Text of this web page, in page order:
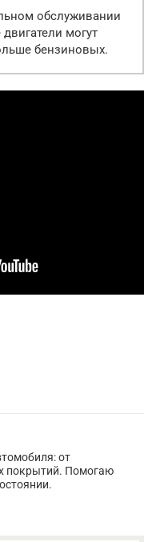
обслуживании
могут
бензиновых.
от
покрытий. Помогаю